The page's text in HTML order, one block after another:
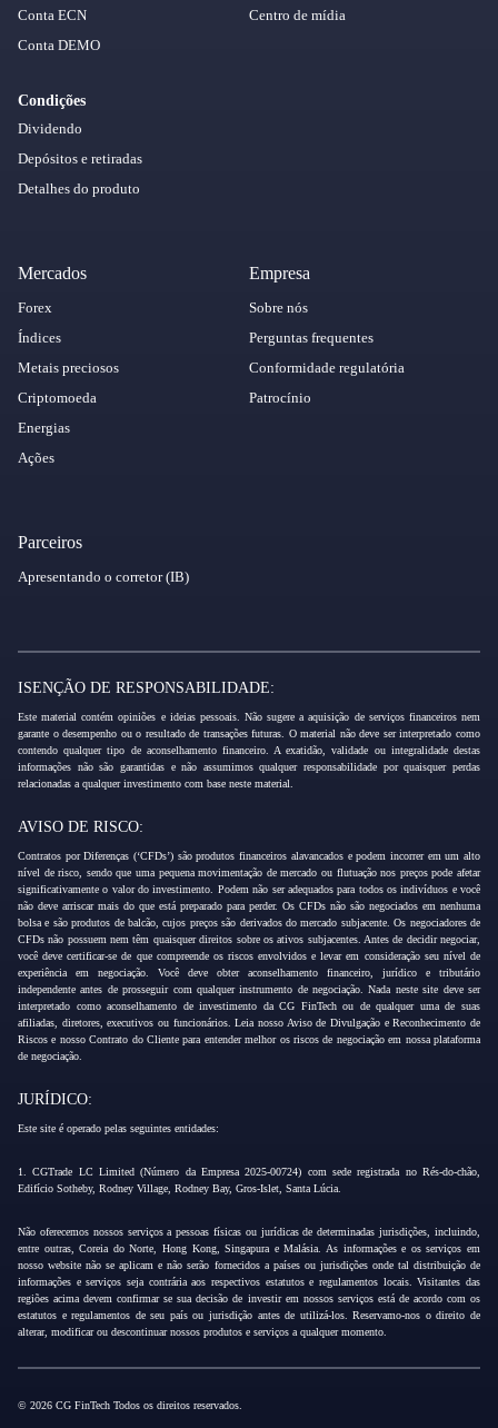
Conta ECN
Conta DEMO
Condições
Dividendo
Depósitos e retiradas
Detalhes do produto
Centro de mídia
Mercados
Forex
Índices
Metais preciosos
Criptomoeda
Energias
Ações
Empresa
Sobre nós
Perguntas frequentes
Conformidade regulatória
Patrocínio
Parceiros
Apresentando o corretor (IB)
ISENÇÃO DE RESPONSABILIDADE:
Este material contém opiniões e ideias pessoais. Não sugere a aquisição de serviços financeiros nem
garante o desempenho ou o resultado de transações futuras. O material não deve ser interpretado como
contendo qualquer tipo de aconselhamento financeiro. A exatidão, validade ou integralidade destas
informações não são garantidas e não assumimos qualquer responsabilidade por quaisquer perdas
relacionadas a qualquer investimento com base neste material.
AVISO DE RISCO:
Contratos por Diferenças (‘CFDs’) são produtos financeiros alavancados e podem incorrer em um alto
nível de risco, sendo que uma pequena movimentação de mercado ou flutuação nos preços pode afetar
significativamente o valor do investimento. Podem não ser adequados para todos os indivíduos e você
não deve arriscar mais do que está preparado para perder. Os CFDs não são negociados em nenhuma
bolsa e são produtos de balcão, cujos preços são derivados do mercado subjacente. Os negociadores de
CFDs não possuem nem têm quaisquer direitos sobre os ativos subjacentes. Antes de decidir negociar,
você deve certificar-se de que compreende os riscos envolvidos e levar em consideração seu nível de
experiência em negociação. Você deve obter aconselhamento financeiro, jurídico e tributário
independente antes de prosseguir com qualquer instrumento de negociação. Nada neste site deve ser
interpretado como aconselhamento de investimento da CG FinTech ou de qualquer uma de suas
afiliadas, diretores, executivos ou funcionários. Leia nosso Aviso de Divulgação e Reconhecimento de
Riscos e nosso Contrato do Cliente para entender melhor os riscos de negociação em nossa plataforma
de negociação.
JURÍDICO:
Este site é operado pelas seguintes entidades:
1. CGTrade LC Limited (Número da Empresa 2025-00724) com sede registrada no Rés-do-chão,
Edifício Sotheby, Rodney Village, Rodney Bay, Gros-Islet, Santa Lúcia.
Não oferecemos nossos serviços a pessoas físicas ou jurídicas de determinadas jurisdições, incluindo,
entre outras, Coreia do Norte, Hong Kong, Singapura e Malásia. As informações e os serviços em
nosso website não se aplicam e não serão fornecidos a países ou jurisdições onde tal distribuição de
informações e serviços seja contrária aos respectivos estatutos e regulamentos locais. Visitantes das
regiões acima devem confirmar se sua decisão de investir em nossos serviços está de acordo com os
estatutos e regulamentos de seu país ou jurisdição antes de utilizá-los. Reservamo-nos o direito de
alterar, modificar ou descontinuar nossos produtos e serviços a qualquer momento.
© 2026 CG FinTech Todos os direitos reservados.